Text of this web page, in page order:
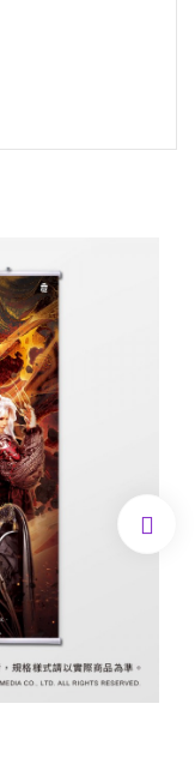
